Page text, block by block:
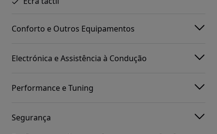
Conforto e Outros Equipamentos
Electrónica e Assistência à Condução
Performance e Tuning
Segurança